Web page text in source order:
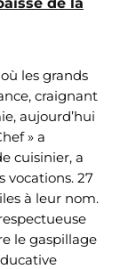
les grands
craignant
aujourd’hui
» a
cuisinier, a
vocations. 27
à leur nom.
le gaspillage